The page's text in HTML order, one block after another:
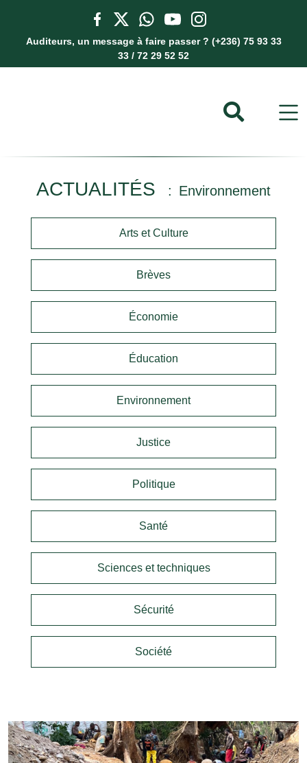
Auditeurs, un message à faire passer ? (+236) 75 93 33
33 / 72 29 52 52
ACTUALITÉS Environnement
Arts et Culture
Brèves
Économie
Éducation
Environnement
Justice
Politique
Santé
Sciences et techniques
Sécurité
Société